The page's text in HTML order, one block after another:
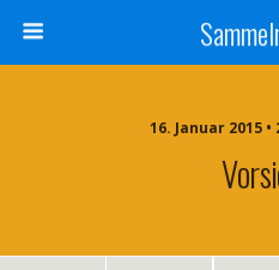
16. Januar 2015